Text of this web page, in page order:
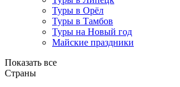
Туры в Орёл
Туры в Тамбов
Туры на Новый год
Майские праздники
Показать все
Страны